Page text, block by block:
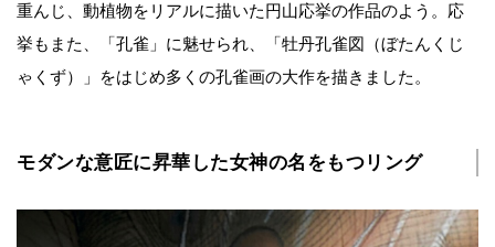
重んじ、動植物をリアルに描いた円山応挙の作品のよう。応
挙もまた、「孔雀」に魅せられ、「牡丹孔雀図（ぼたんくじ
ゃくず）」をはじめ多くの孔雀画の大作を描きました。
モダンな意匠に昇華した女神の名をもつリング